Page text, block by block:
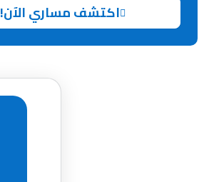
اكتشف مساري الآن!